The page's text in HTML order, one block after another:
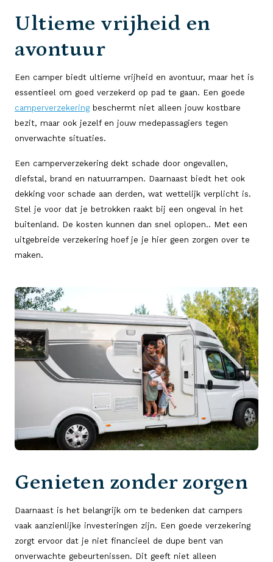
Ultieme vrijheid en
avontuur
Een camper biedt ultieme vrijheid en avontuur, maar het is
essentieel om goed verzekerd op pad te gaan. Een goede
camperverzekering beschermt niet alleen jouw kostbare
bezit, maar ook jezelf en jouw medepassagiers tegen
onverwachte situaties.
Een camperverzekering dekt schade door ongevallen,
diefstal, brand en natuurrampen. Daarnaast biedt het ook
dekking voor schade aan derden, wat wettelijk verplicht is.
Stel je voor dat je betrokken raakt bij een ongeval in het
buitenland. De kosten kunnen dan snel oplopen.. Met een
uitgebreide verzekering hoef je je hier geen zorgen over te
maken.
Genieten zonder zorgen
Daarnaast is het belangrijk om te bedenken dat campers
vaak aanzienlijke investeringen zijn. Een goede verzekering
zorgt ervoor dat je niet financieel de dupe bent van
onverwachte gebeurtenissen. Dit geeft niet alleen